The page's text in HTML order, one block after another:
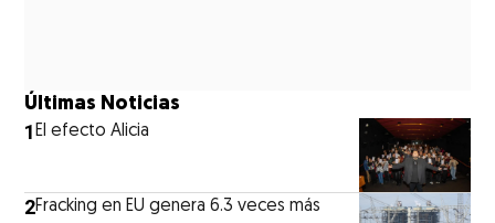
Últimas Noticias
1El efecto Alicia
2Fracking en EU genera 6.3 veces más